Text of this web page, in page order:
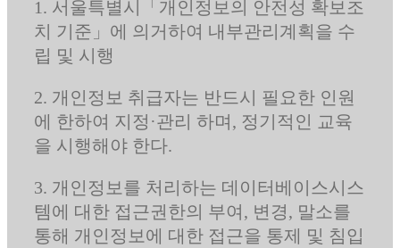
1. 서울특별시「개인정보의 안전성 확보조
치 기준」에 의거하여 내부관리계획을 수
립 및 시행
2. 개인정보 취급자는 반드시 필요한 인원
에 한하여 지정·관리 하며, 정기적인 교육
을 시행해야 한다.
3. 개인정보를 처리하는 데이터베이스시스
템에 대한 접근권한의 부여, 변경, 말소를
통해 개인정보에 대한 접근을 통제 및 침입